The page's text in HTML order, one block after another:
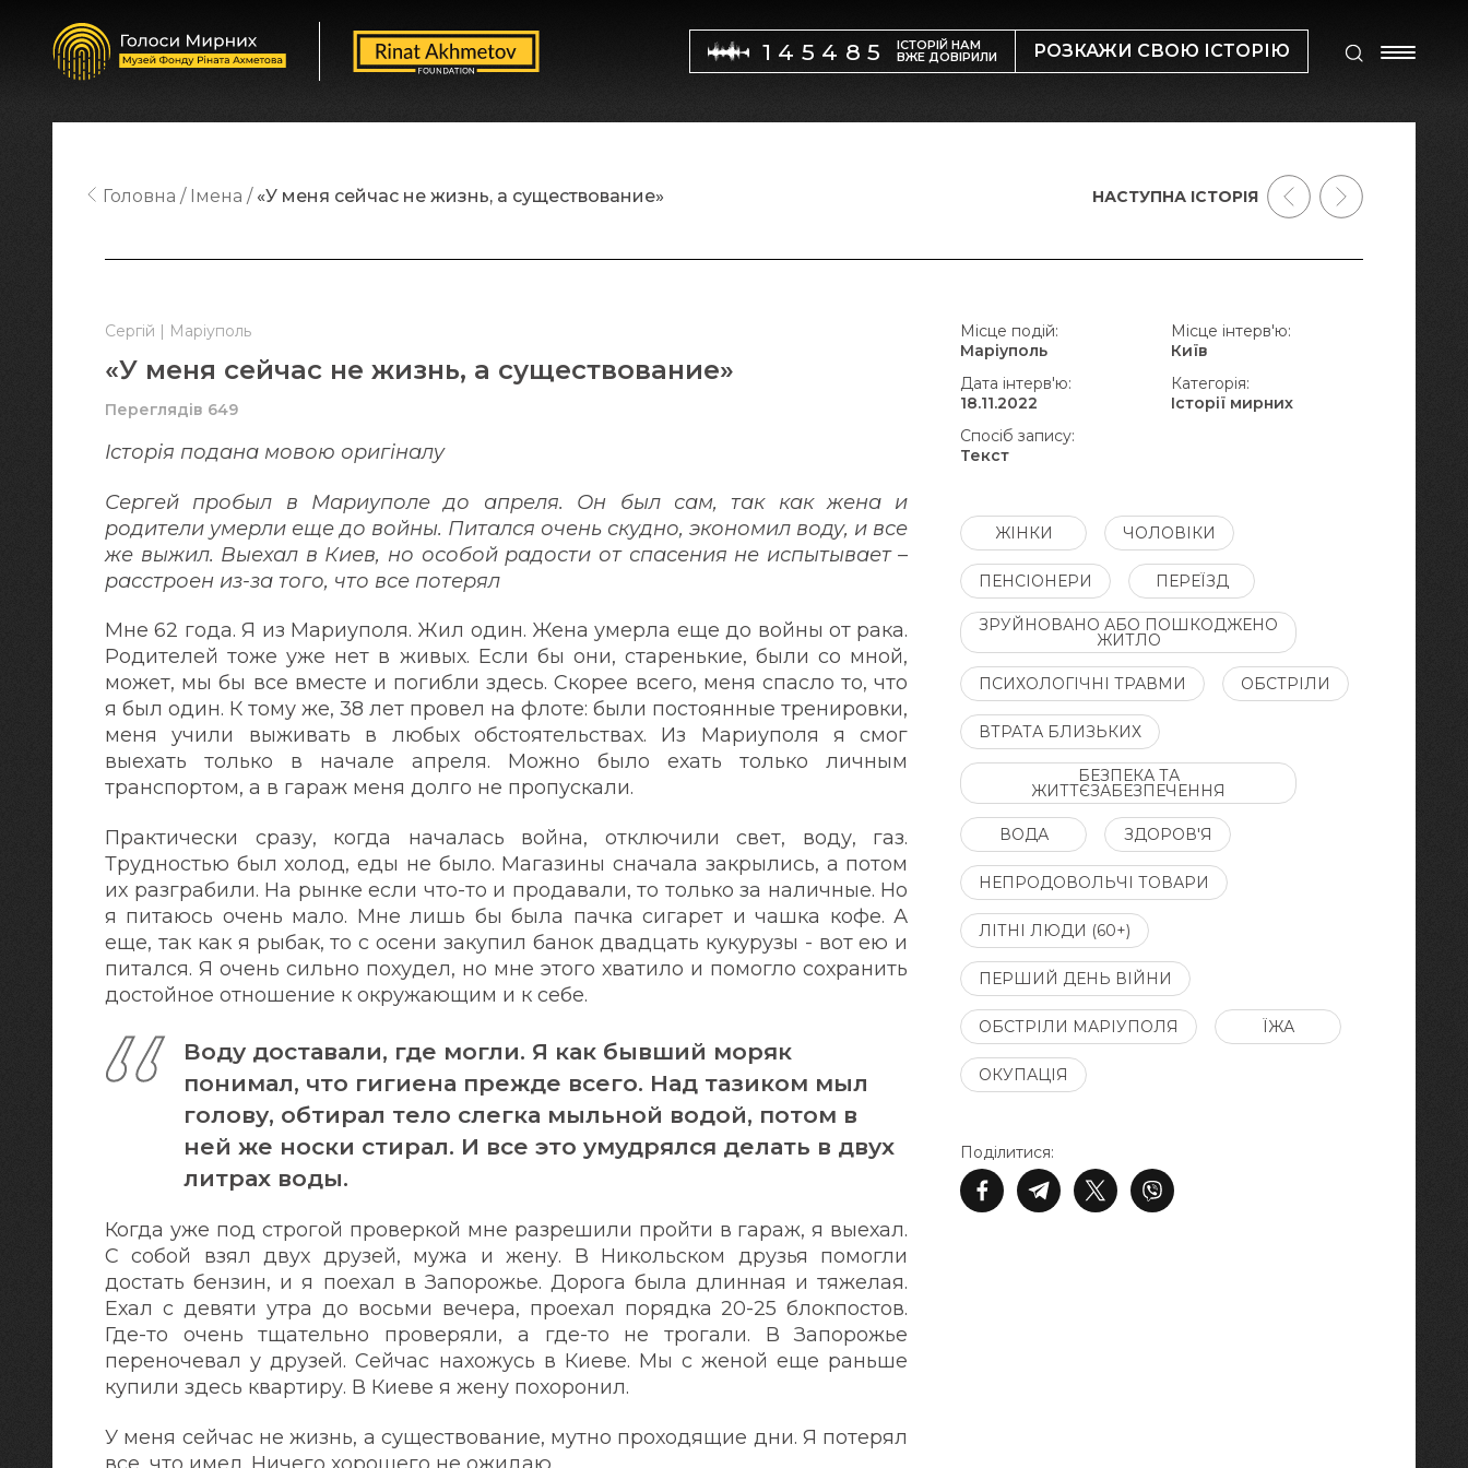
145485 ІСТОРІЙ НАМ
ВЖЕ ДОВІРИЛИ РОЗКАЖИ СВОЮ ІСТОРІЮ
Сергій | Маріуполь
«У меня сейчас не жизнь, а существование»
Переглядів 649
Історія подана мовою оригіналy
Сергей пробыл в Мариуполе до апреля. Он был сам, так как жена и
родители умерли еще до войны. Питался очень скудно, экономил воду, и все
же выжил. Выехал в Киев, но особой радости от спасения не испытывает –
расстроен из-за того, что все потерял
Мне 62 года. Я из Мариуполя. Жил один. Жена умерла еще до войны от рака.
Родителей тоже уже нет в живых. Если бы они, старенькие, были со мной,
может, мы бы все вместе и погибли здесь. Скорее всего, меня спасло то, что
я был один. К тому же, 38 лет провел на флоте: были постоянные тренировки,
меня учили выживать в любых обстоятельствах. Из Мариуполя я смог
выехать только в начале апреля. Можно было ехать только личным
транспортом, а в гараж меня долго не пропускали.
Практически сразу, когда началась война, отключили свет, воду, газ.
Трудностью был холод, еды не было. Магазины сначала закрылись, а потом
их разграбили. На рынке если что-то и продавали, то только за наличные. Но
я питаюсь очень мало. Мне лишь бы была пачка сигарет и чашка кофе. А
еще, так как я рыбак, то с осени закупил банок двадцать кукурузы - вот ею и
питался. Я очень сильно похудел, но мне этого хватило и помогло сохранить
достойное отношение к окружающим и к себе.
Воду доставали, где могли. Я как бывший моряк
понимал, что гигиена прежде всего. Над тазиком мыл
голову, обтирал тело слегка мыльной водой, потом в
ней же носки стирал. И все это умудрялся делать в двух
литрах воды.
Когда уже под строгой проверкой мне разрешили пройти в гараж, я выехал.
С собой взял двух друзей, мужа и жену. В Никольском друзья помогли
достать бензин, и я поехал в Запорожье. Дорога была длинная и тяжелая.
Ехал с девяти утра до восьми вечера, проехал порядка 20-25 блокпостов.
Где-то очень тщательно проверяли, а где-то не трогали. В Запорожье
переночевал у друзей. Сейчас нахожусь в Киеве. Мы с женой еще раньше
купили здесь квартиру. В Киеве я жену похоронил.
У меня сейчас не жизнь, а существование, мутно проходящие дни. Я потерял
Головна Імена «У меня сейчас не жизнь, а существование»
Поділитися:
Місце подій:
Маріуполь
Місце інтерв'ю:
Київ
Дата інтерв'ю:
18.11.2022
Категорія:
Історії мирних
Спосіб запису:
Текст
ЖІНКИ ЧОЛОВІКИ
ПЕНСІОНЕРИ ПЕРЕЇЗД
ЗРУЙНОВАНО АБО ПОШКОДЖЕНО
ЖИТЛО
ПСИХОЛОГІЧНІ ТРАВМИ ОБСТРІЛИ
ВТРАТА БЛИЗЬКИХ
БЕЗПЕКА ТА
ЖИТТЄЗАБЕЗПЕЧЕННЯ
ВОДА ЗДОРОВ'Я
НЕПРОДОВОЛЬЧІ ТОВАРИ
ЛІТНІ ЛЮДИ (60+)
ПЕРШИЙ ДЕНЬ ВІЙНИ
ОБСТРІЛИ МАРІУПОЛЯ ЇЖА
ОКУПАЦІЯ
НАСТУПНА ІСТОРІЯ